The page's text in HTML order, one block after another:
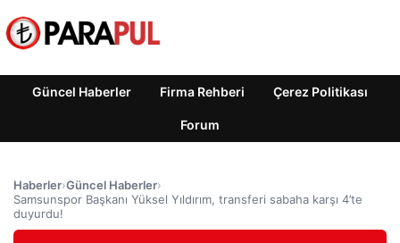
Güncel Haberler Firma Rehberi Çerez Politikası
Forum
Haberler›Güncel Haberler›
Samsunspor Başkanı Yüksel Yıldırım, transferi sabaha karşı 4’te
duyurdu!